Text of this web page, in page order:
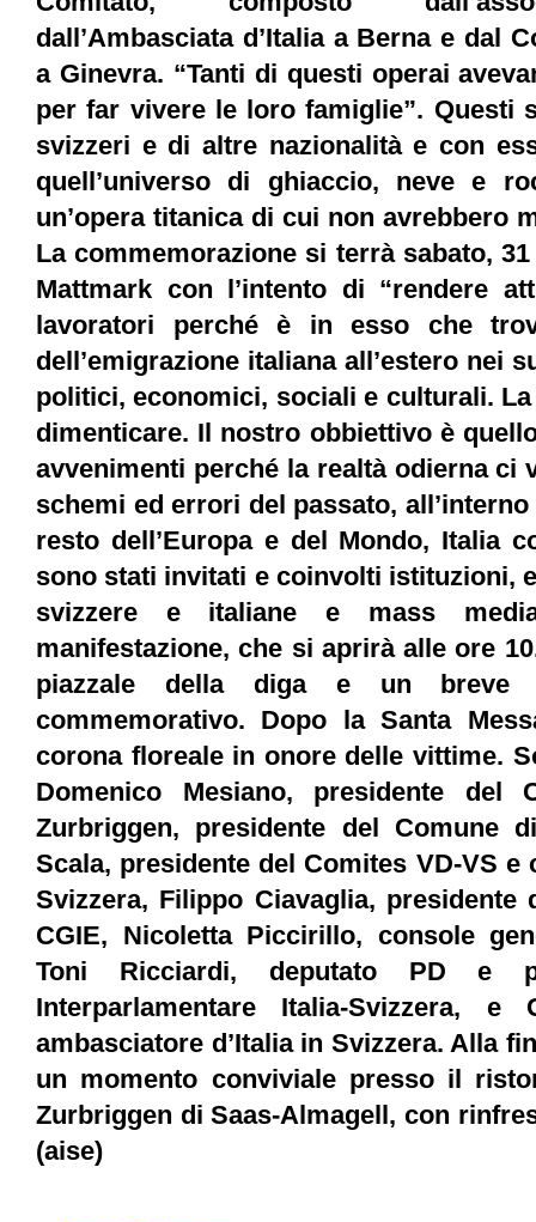
dall’Ambasciata d’Italia a Berna e dal
a Ginevra. “Tanti di questi operai
per far vivere le loro famiglie”. Questi
svizzeri e di altre nazionalità e con
quell’universo di ghiaccio, neve e
un’opera titanica di cui non avrebbero
La commemorazione si terrà sabato,
Mattmark con l’intento di “rendere
lavoratori perché è in esso che
dell’emigrazione italiana all’estero nei
politici, economici, sociali e culturali.
dimenticare. Il nostro obbiettivo è
avvenimenti perché la realtà odierna ci
schemi ed errori del passato,
resto dell’Europa e del Mondo, Italia
sono stati invitati e coinvolti istituzioni,
svizzere e italiane e mass
manifestazione, che si aprirà alle ore
piazzale della diga e un breve
commemorativo. Dopo la Santa
corona floreale in onore delle vittime.
Domenico Mesiano, presidente del
Zurbriggen, presidente del Comune
Scala, presidente del Comites VD-VS
Svizzera, Filippo Ciavaglia, presidente
CGIE, Nicoletta Piccirillo, console
Toni Ricciardi, deputato PD e
Interparlamentare Italia-Svizzera, e
ambasciatore d’Italia in Svizzera. Alla
un momento conviviale presso il
Zurbriggen di Saas-Almagell, con
(aise)